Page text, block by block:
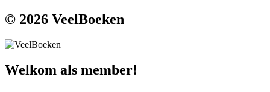
© 2026 VeelBoeken
Welkom als member!